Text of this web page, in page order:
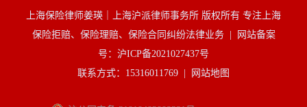
上海保险律师姜瑛｜上海沪派律师事务所 版权所有 专注上海
保险拒赔、保险理赔、保险合同纠纷法律业务 |
网站备案
号：沪ICP备2021027437号
联系方式：15316011769 |
网站地图